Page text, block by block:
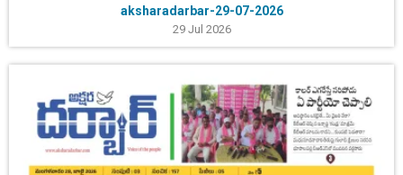
aksharadarbar-29-07-2026
29 Jul 2026